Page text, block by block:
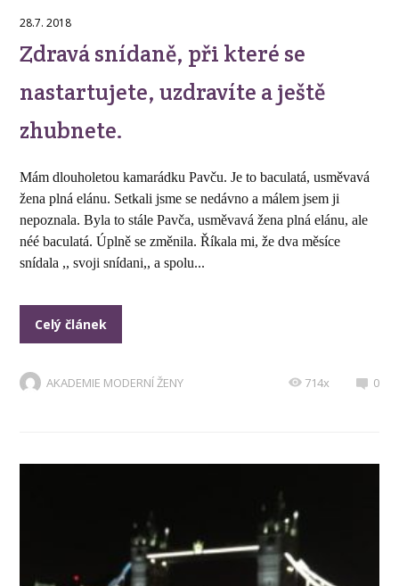
28.7. 2018
Zdravá snídaně, při které se
nastartujete, uzdravíte a ještě
zhubnete.
Mám dlouholetou kamarádku Pavču. Je to baculatá, usměvavá
žena plná elánu. Setkali jsme se nedávno a málem jsem ji
nepoznala. Byla to stále Pavča, usměvavá žena plná elánu, ale
néé baculatá. Úplně se změnila. Říkala mi, že dva měsíce
snídala ,, svoji snídani,, a spolu...
Celý článek
AKADEMIE MODERNÍ ŽENY 0
714x